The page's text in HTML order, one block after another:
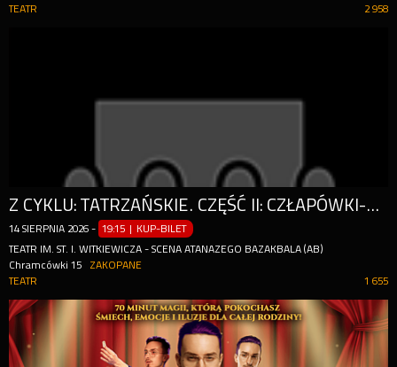
2 958
TEATR
Z CYKLU: TATRZAŃSKIE. CZĘŚĆ II: CZŁAPÓWKI-ZAKOPANE WG ANDRZEJA STRUGA
14 SIERPNIA 2026 - 19:15 | KUP-BILET
TEATR IM. ST. I. WITKIEWICZA - SCENA ATANAZEGO BAZAKBALA (AB)
Chramcówki 15
ZAKOPANE
1 655
TEATR